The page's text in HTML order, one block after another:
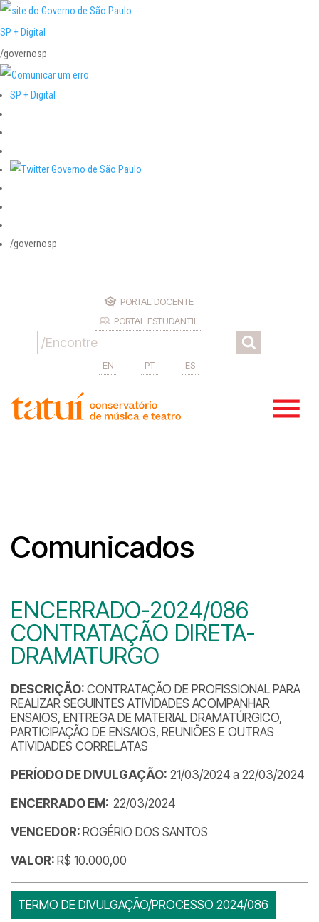
SP + Digital
/governosp
SP + Digital
/governosp
PORTAL DOCENTE
PORTAL ESTUDANTIL
EN PT ES
Comunicados
ENCERRADO-2024/086
CONTRATAÇÃO DIRETA-
DRAMATURGO
DESCRIÇÃO: CONTRATAÇÃO DE PROFISSIONAL PARA
REALIZAR SEGUINTES ATIVIDADES ACOMPANHAR
ENSAIOS, ENTREGA DE MATERIAL DRAMATÚRGICO,
PARTICIPAÇÃO DE ENSAIOS, REUNIÕES E OUTRAS
ATIVIDADES CORRELATAS
PERÍODO DE DIVULGAÇÃO: 21/03/2024 a 22/03/2024
ENCERRADO EM: 22/03/2024
VENCEDOR: ROGÉRIO DOS SANTOS
VALOR: R$ 10.000,00
TERMO DE DIVULGAÇÃO/PROCESSO 2024/086